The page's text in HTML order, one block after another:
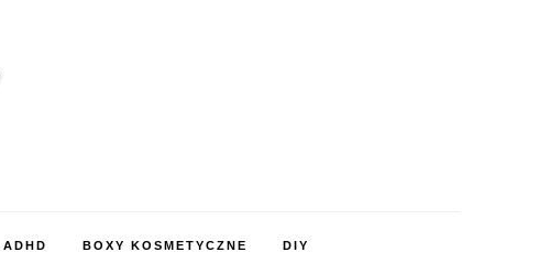
ADHD BOXY KOSMETYCZNE DIY